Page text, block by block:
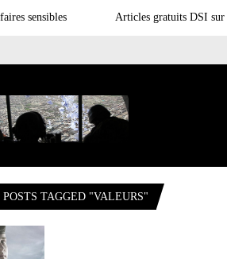
sensibles Articles gratuits DSI sur
POSTS TAGGED "VALEURS"